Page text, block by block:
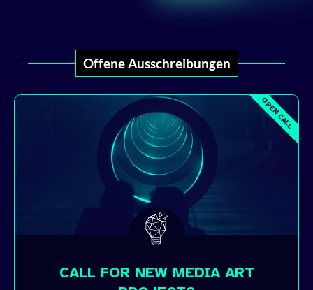
Offene Ausschreibungen
OPEN CALL
CALL FOR NEW MEDIA ART